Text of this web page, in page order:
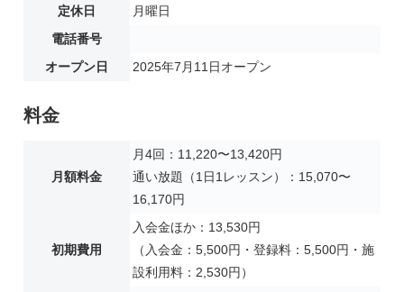
定休日
月曜日
電話番号
オープン日
2025年7月11日オープン
料金
月額料金
月4回：11,220〜13,420円
通い放題（1日1レッスン）：15,070〜
16,170円
初期費用
入会金ほか：13,530円
（入会金：5,500円・登録料：5,500円・施
設利用料：2,530円）